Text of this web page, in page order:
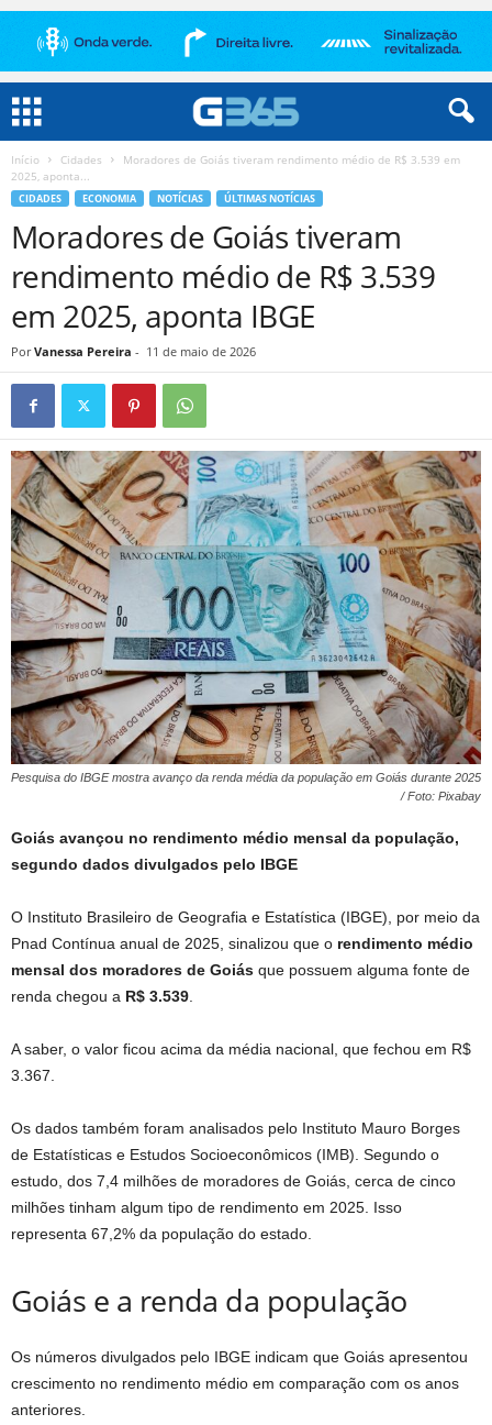
Início Cidades
Moradores de Goiás tiveram rendimento médio de R$ 3.539 em
2025, aponta...
CIDADES ECONOMIA NOTÍCIAS ÚLTIMAS NOTÍCIAS
Moradores de Goiás tiveram
rendimento médio de R$ 3.539
em 2025, aponta IBGE
Por Vanessa Pereira - 11 de maio de 2026
Pesquisa do IBGE mostra avanço da renda média da população em Goiás durante 2025
/ Foto: Pixabay
Goiás avançou no rendimento médio mensal da população,
segundo dados divulgados pelo IBGE
O Instituto Brasileiro de Geografia e Estatística (IBGE), por meio da
Pnad Contínua anual de 2025, sinalizou que o rendimento médio
mensal dos moradores de Goiás que possuem alguma fonte de
renda chegou a R$ 3.539.
A saber, o valor ficou acima da média nacional, que fechou em R$
3.367.
Os dados também foram analisados pelo Instituto Mauro Borges
de Estatísticas e Estudos Socioeconômicos (IMB). Segundo o
estudo, dos 7,4 milhões de moradores de Goiás, cerca de cinco
milhões tinham algum tipo de rendimento em 2025. Isso
representa 67,2% da população do estado.
Goiás e a renda da população
Os números divulgados pelo IBGE indicam que Goiás apresentou
crescimento no rendimento médio em comparação com os anos
anteriores.